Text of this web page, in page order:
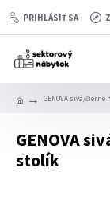
PRIHLÁSIŤ SA
GENOVA sivá/čierne
GENOVA
stolík